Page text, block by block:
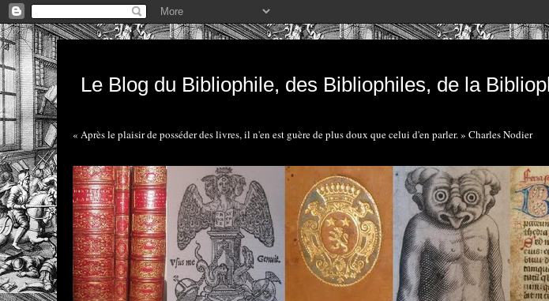
Le Blog du Bibliophile, des Bibliophiles, de la
« Après le plaisir de posséder des livres, il n'en est guère de plus doux que celui d'en parler. » Charles Nodier